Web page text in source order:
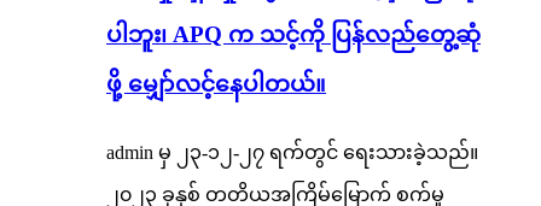
ပါဘူး၊ APQ က သင့်ကို ပြန်လည်တွေ့ဆုံ
ဖို့ မျှော်လင့်နေပါတယ်။
admin မှ ၂၃-၁၂-၂၇ ရက်တွင် ရေးသားခဲ့သည်။
၂၀၂၃ ခုနှစ် တတိယအကြိမ်မြောက် စက်မှု